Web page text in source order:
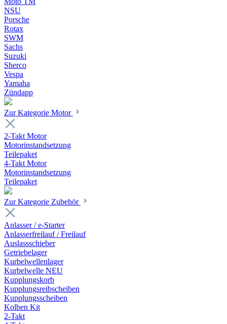
NSU
Porsche
Rotax
SWM
Sachs
Suzuki
Sherco
Vespa
Yamaha
Zündapp
Zur Kategorie Motor
2-Takt Motor
Motorinstandsetzung
Teilepaket
4-Takt Motor
Motorinstandsetzung
Teilepaket
Zur Kategorie Zubehör
Anlasser / e-Starter
Anlasserfreilauf / Freilauf
Auslassschieber
Getriebelager
Kurbelwellenlager
Kurbelwelle NEU
Kupplungskorb
Kupplungsreibscheiben
Kupplungsscheiben
Kolben Kit
2-Takt